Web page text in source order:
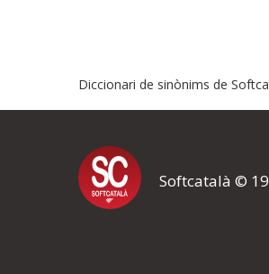
Proposeu-nos
Si heu trobat un error o voleu proposar
proposeu o l'error del qual voleu informar-
Diccionari de sinònims de
Softcatalà ©